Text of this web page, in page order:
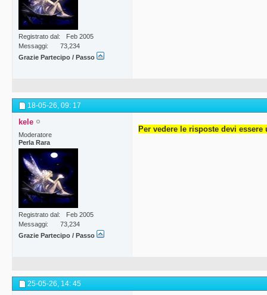
Registrato dal
Feb 2005
Messaggi
73,234
Grazie Partecipo / Passo
18-05-26, 09: 17
kele
Moderatore
Perla Rara
Registrato dal
Feb 2005
Messaggi
73,234
Grazie Partecipo / Passo
Per vedere le risposte devi
25-05-26, 14: 45